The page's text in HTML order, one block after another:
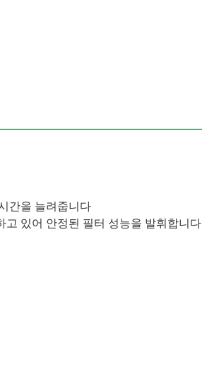
간을 늘려줍니다
있어 안정된 필터 성능을 발휘합니다